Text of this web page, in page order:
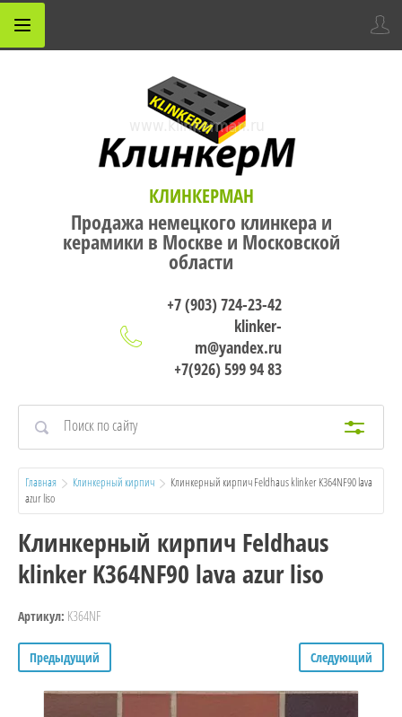
КЛИНКЕРМАН
Продажа немецкого клинкера и
керамики в Москве и Московской
области
+7 (903) 724-23-42
klinker-
m@yandex.ru
+7(926) 599 94 83
Главная Клинкерный кирпич
  Клинкерный кирпич Feldhaus klinker K364NF90 lava
azur liso
Клинкерный кирпич Feldhaus
klinker K364NF90 lava azur liso
Артикул: K364NF
Предыдущий Следующий